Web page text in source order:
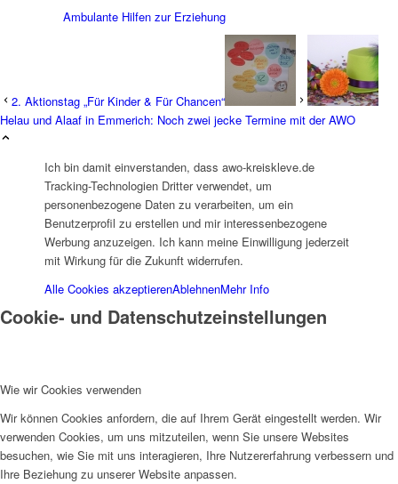
Ambulante Hilfen zur Erziehung
UFH
Erziehungsbeistand
2. Aktionstag „Für Kinder & Für Chancen“
Helau und Alaaf in Emmerich: Noch zwei jecke Termine mit der AWO
Ich bin damit einverstanden, dass awo-kreiskleve.de
Tracking-Technologien Dritter verwendet, um
personenbezogene Daten zu verarbeiten, um ein
Benutzerprofil zu erstellen und mir interessenbezogene
Werbung anzuzeigen. Ich kann meine Einwilligung jederzeit
mit Wirkung für die Zukunft widerrufen.
Alle Cookies akzeptierenAblehnenMehr Info
Cookie- und Datenschutzeinstellungen
Wie wir Cookies verwenden
Wir können Cookies anfordern, die auf Ihrem Gerät eingestellt werden. Wir
verwenden Cookies, um uns mitzuteilen, wenn Sie unsere Websites
besuchen, wie Sie mit uns interagieren, Ihre Nutzererfahrung verbessern und
Ihre Beziehung zu unserer Website anpassen.